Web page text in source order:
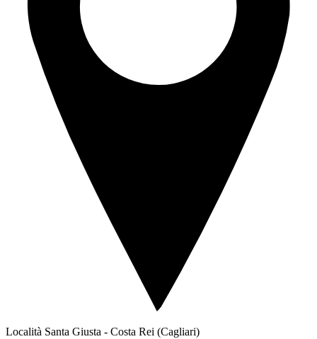
Località Santa Giusta - Costa Rei (Cagliari)